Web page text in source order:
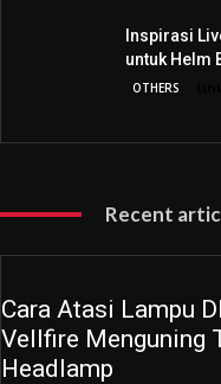
Inspirasi
untuk Helm
OTHERS
Recent
Cara Atasi Lampu
Vellfire Menguning
Headlamp